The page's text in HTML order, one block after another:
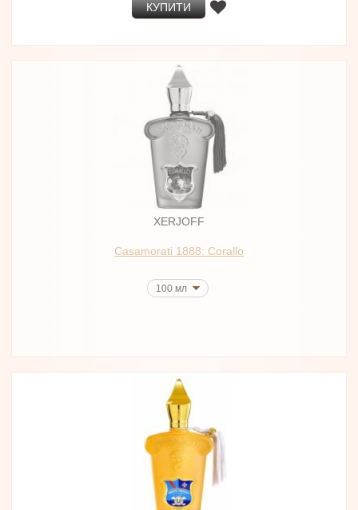
КУПИТИ
XERJOFF
Casamorati 1888: Corallo
100 мл